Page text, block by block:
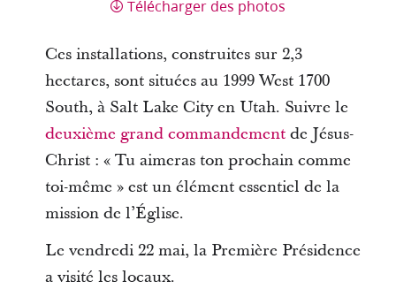
Télécharger des photos
Ces installations, construites sur 2,3
hectares, sont situées au 1999 West 1700
South, à Salt Lake City en Utah. Suivre le
deuxième grand commandementde Jésus-
Christ : « Tu aimeras ton prochain comme
toi-même » est un élément essentiel de la
mission de l’Église.
Le vendredi 22 mai, la Première Présidence
a visité les locaux.